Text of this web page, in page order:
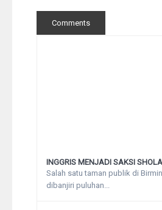
Comments
INGGRIS MENJADI SAKSI
Salah satu taman publik di
dibanjiri puluhan...